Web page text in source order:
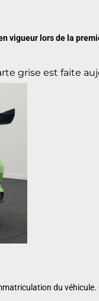
vigueur lors de la
grise est faite
du véhicule.